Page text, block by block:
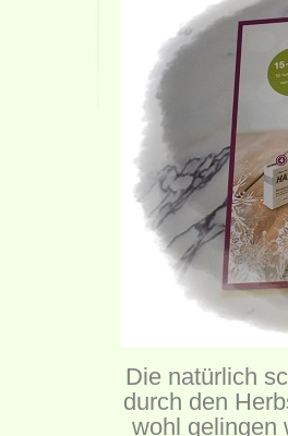
Die natürlich
durch den
wohl gelingen